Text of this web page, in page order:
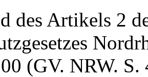
des Artikels 2
(GV. NRW. S.